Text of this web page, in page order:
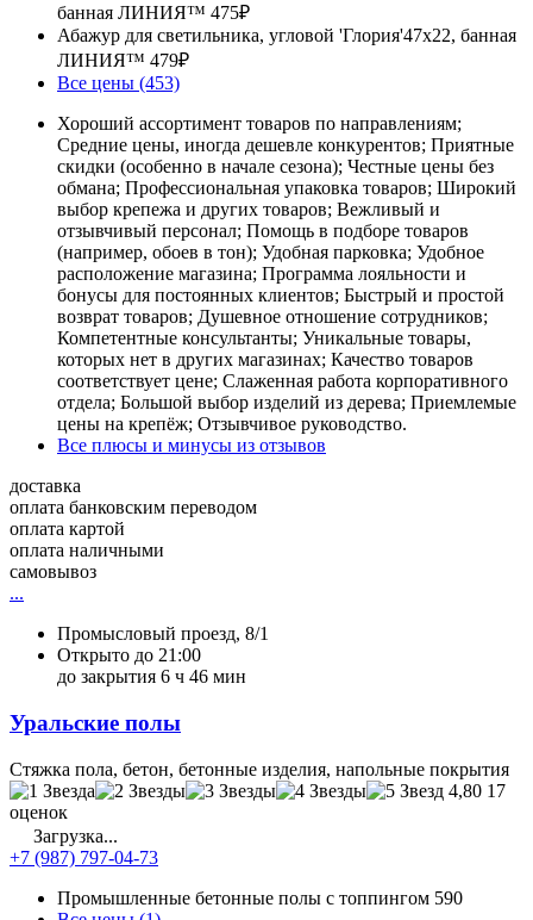
банная ЛИНИЯ™ 475₽
Абажур для светильника, угловой 'Глория'47х22, банная
ЛИНИЯ™ 479₽
Все цены (453)
Хороший ассортимент товаров по направлениям;
Средние цены, иногда дешевле конкурентов; Приятные
скидки (особенно в начале сезона); Честные цены без
обмана; Профессиональная упаковка товаров; Широкий
выбор крепежа и других товаров; Вежливый и
отзывчивый персонал; Помощь в подборе товаров
(например, обоев в тон); Удобная парковка; Удобное
расположение магазина; Программа лояльности и
бонусы для постоянных клиентов; Быстрый и простой
возврат товаров; Душевное отношение сотрудников;
Компетентные консультанты; Уникальные товары,
которых нет в других магазинах; Качество товаров
соответствует цене; Слаженная работа корпоративного
отдела; Большой выбор изделий из дерева; Приемлемые
цены на крепёж; Отзывчивое руководство.
Все плюсы и минусы из отзывов
доставка
оплата банковским переводом
оплата картой
оплата наличными
самовывоз
...
Промысловый проезд, 8/1
Открыто до 21:00
до закрытия 6 ч 46 мин
Уральские полы
Стяжка пола, бетон, бетонные изделия, напольные покрытия
4,80 17
оценок
Загрузка...
+7 (987) 797-04-73
Промышленные бетонные полы с топпингом 590